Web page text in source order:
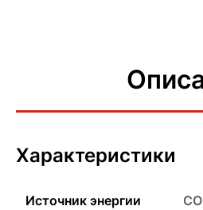
Характеристики
Источник энергии